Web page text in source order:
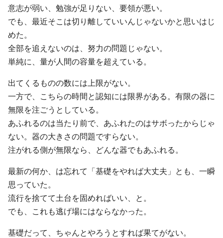
意志が弱い、勉強が足りない、要領が悪い。
でも、最近そこは切り離していいんじゃないかと思いはじ
めた。
全部を追えないのは、努力の問題じゃない。
単純に、量が人間の容量を超えている。
出てくるものの数には上限がない。
一方で、こちらの時間と認知には限界がある。有限の器に
無限を注ごうとしている。
あふれるのは当たり前で、あふれたのはサボったからじゃ
ない。器の大きさの問題ですらない。
注がれる側が無限なら、どんな器でもあふれる。
最新の何か、は忘れて「基礎をやれば大丈夫」とも、一瞬
思っていた。
流行を捨てて土台を固めればいい、と。
でも、これも逃げ場にはならなかった。
基礎だって、ちゃんとやろうとすれば果てがない。